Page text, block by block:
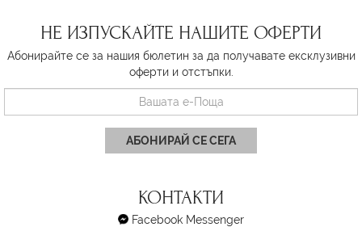
НЕ ИЗПУСКАЙТЕ НАШИТЕ ОФЕРТИ
Абонирайте се за нашия бюлетин за да получавате ексклузивни
оферти и отстъпки.
АБОНИРАЙ СЕ СЕГА
КОНТАКТИ
Facebook Messenger